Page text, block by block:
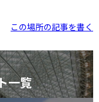
この場所の記事を書く
一覧